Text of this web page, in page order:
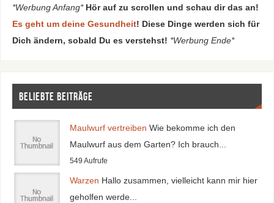
*Werbung Anfang* Hör auf zu scrollen und schau dir das an!
Es geht um deine Gesundheit! Diese Dinge werden sich für
Dich ändern, sobald Du es verstehst! *Werbung Ende*
Beliebte Beiträge
Maulwurf vertreiben Wie bekomme ich den
Maulwurf aus dem Garten? Ich brauch...
549 Aufrufe
Warzen Hallo zusammen, vielleicht kann mir hier
geholfen werde...